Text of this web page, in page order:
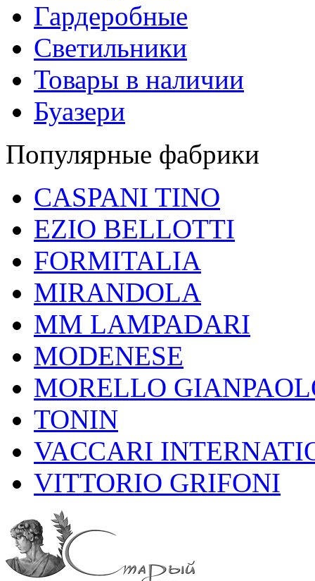
Гардеробные
Светильники
Товары в наличии
Буазери
Популярные фабрики
CASPANI TINO
EZIO BELLOTTI
FORMITALIA
MIRANDOLA
MM LAMPADARI
MODENESE
MORELLO
TONIN
VACCARI
VITTORIO GRIFONI